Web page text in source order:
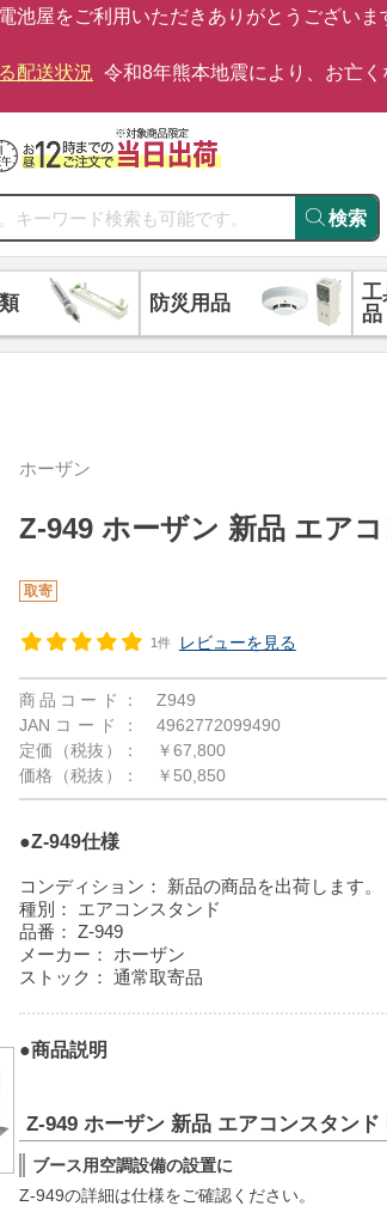
池屋をご利用いただきありがとうござい
配送状況 令和8年熊本地震により、お亡
検索
防災用品
工
品
ホーザン
Z-949 ホーザン 新品 エア
取寄
1件 レビューを見る
商品コード：
Z949
JANコード：
4962772099490
定価（税抜）：
￥67,800
価格（税抜）：
￥50,850
●Z-949仕様
コンディション：
新品の商品を出荷します。
種別：
エアコンスタンド
品番： Z-949
メーカー：
ホーザン
ストック： 通常取寄品
●商品説明
Z-949 ホーザン 新品 エアコンスタンド
ブース用空調設備の設置に
Z-949の詳細は仕様をご確認ください。